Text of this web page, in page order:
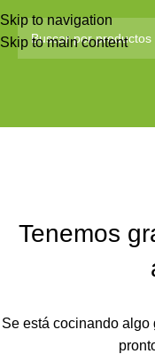
Skip to navigation
Skip to main content
Tenemos
Se está cocinando algo